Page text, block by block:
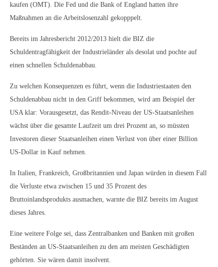
kaufen (OMT). Die Fed und die Bank of England hatten ihre
Maßnahmen an die Arbeitslosenzahl gekopppelt.
Bereits im Jahresbericht 2012/2013 hielt die BIZ die
Schuldentragfähigkeit der Industrieländer als desolat und pochte auf
einen schnellen Schuldenabbau.
Zu welchen Konsequenzen es führt, wenn die Industriestaaten den
Schuldenabbau nicht in den Griff bekommen, wird am Beispiel der
USA klar: Vorausgesetzt, das Rendit-Niveau der US-Staatsanleihen
wächst über die gesamte Laufzeit um drei Prozent an, so müssten
Investoren dieser Staatsanleihen einen Verlust von über einer Billion
US-Dollar in Kauf nehmen.
In Italien, Frankreich, Großbritannien und Japan würden in diesem Fall
die Verluste etwa zwischen 15 und 35 Prozent des
Bruttoinlandsprodukts ausmachen, warnte die BIZ bereits im August
dieses Jahres.
Eine weitere Folge sei, dass Zentralbanken und Banken mit großen
Beständen an US-Staatsanleihen zu den am meisten Geschädigten
gehörten. Sie wären damit insolvent.